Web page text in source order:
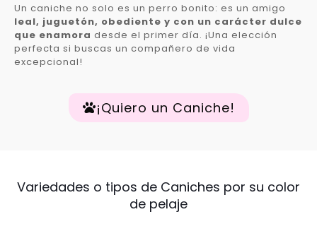
Un caniche no solo es un perro bonito: es un amigo
leal, juguetón, obediente y con un carácter dulce
que enamora desde el primer día. ¡Una elección
perfecta si buscas un compañero de vida
excepcional!
¡Quiero un Caniche!
Variedades o tipos de Caniches por su color
de pelaje